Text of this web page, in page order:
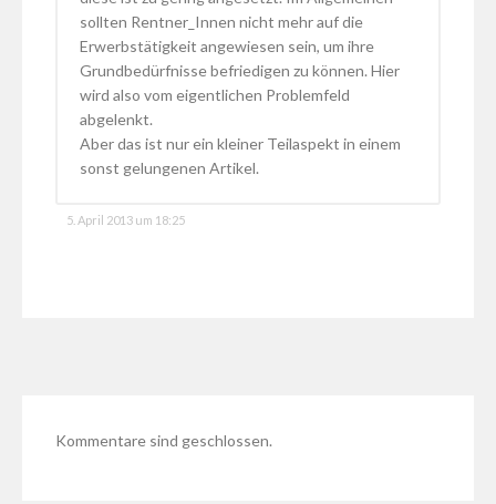
sollten Rentner_Innen nicht mehr auf die
Erwerbstätigkeit angewiesen sein, um ihre
Grundbedürfnisse befriedigen zu können. Hier
wird also vom eigentlichen Problemfeld
abgelenkt.
Aber das ist nur ein kleiner Teilaspekt in einem
sonst gelungenen Artikel.
5. April 2013 um 18:25
Kommentare sind geschlossen.